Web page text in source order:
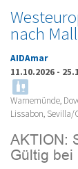
nach
AIDAmar
11.10.2026 -
Warnemünde,
Lissabon, Sevilla/